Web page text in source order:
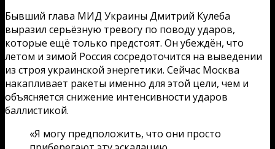
Бывший глава МИД Украины Дмитрий Кулеба
выразил серьёзную тревогу по поводу ударов,
которые ещё только предстоят. Он убеждён, что
летом и зимой Россия сосредоточится на выведении
из строя украинской энергетики. Сейчас Москва
накапливает ракеты именно для этой цели, чем и
объясняется снижение интенсивности ударов
баллистикой.
«Я могу предположить, что они просто